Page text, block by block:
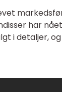
har
i detaljer,